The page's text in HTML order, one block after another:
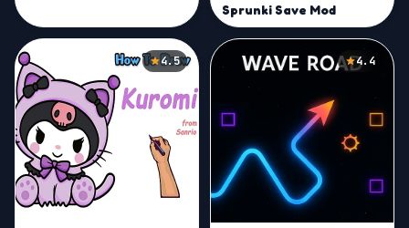
Sprunki Save Mod
4.5 4.4